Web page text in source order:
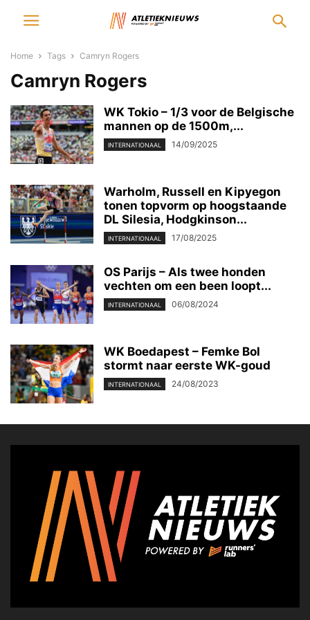
Home Tags Camryn Rogers
Camryn Rogers
WK Tokio – 1/3 voor de Belgische
mannen op de 1500m,...
INTERNATIONAAL 14/09/2025
Warholm, Russell en Kipyegon
tonen topvorm op hoogstaande
DL Silesia, Hodgkinson...
INTERNATIONAAL 17/08/2025
OS Parijs – Als twee honden
vechten om een been loopt...
INTERNATIONAAL 06/08/2024
WK Boedapest – Femke Bol
stormt naar eerste WK-goud
INTERNATIONAAL 24/08/2023